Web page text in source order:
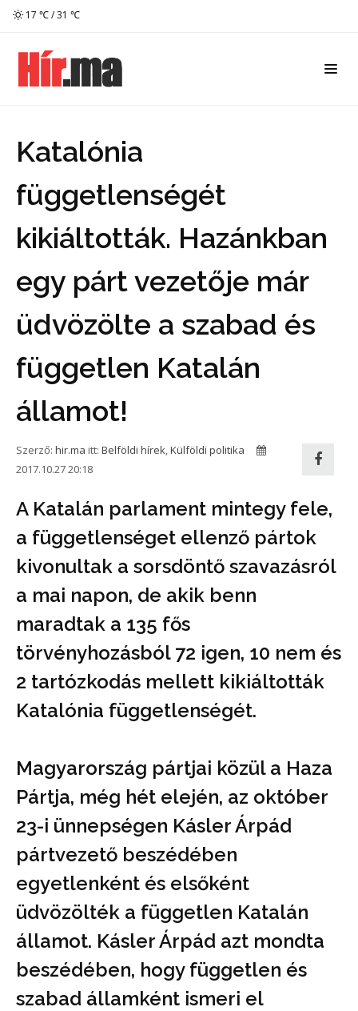
17 ℃ / 31 ℃
Katalónia
függetlenségét
kikiáltották. Hazánkban
egy párt vezetője már
üdvözölte a szabad és
független Katalán
államot!
Szerző: hir.ma itt: Belföldi hírek,Külföldi politika
2017.10.27 20:18
A Katalán parlament mintegy fele,
a függetlenséget ellenző pártok
kivonultak a sorsdöntő szavazásról
a mai napon, de akik benn
maradtak a 135 fős
törvényhozásból 72 igen, 10 nem és
2 tartózkodás mellett kikiáltották
Katalónia függetlenségét.
Magyarország pártjai közül a Haza
Pártja, még hét elején, az október
23-i ünnepségen Kásler Árpád
pártvezető beszédében
egyetlenként és elsőként
üdvözölték a független Katalán
államot. Kásler Árpád azt mondta
beszédében, hogy független és
szabad államként ismeri el